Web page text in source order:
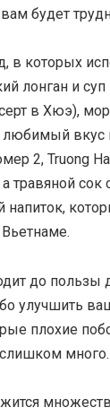
будет
в которых
лонган и
в Хюэ),
вкус
2, Truong
травяной
напиток,
до пользы
улучшить
плохие
много.